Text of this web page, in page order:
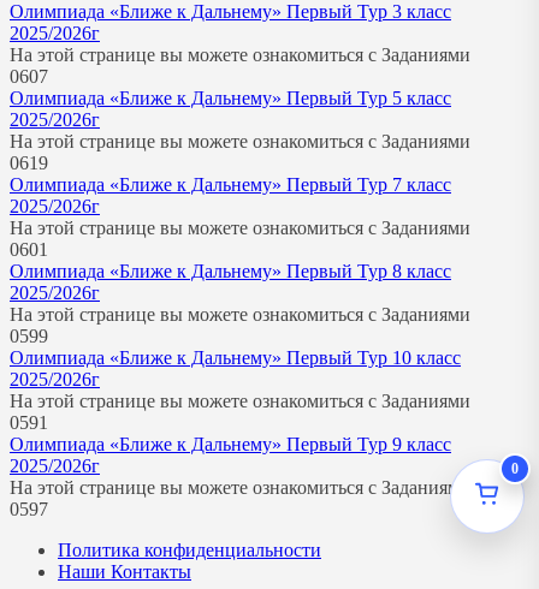
Олимпиада «Ближе к Дальнему» Первый Тур 3 класс
2025/2026г
На этой странице вы можете ознакомиться с Заданиями
0607
Олимпиада «Ближе к Дальнему» Первый Тур 5 класс
2025/2026г
На этой странице вы можете ознакомиться с Заданиями
0619
Олимпиада «Ближе к Дальнему» Первый Тур 7 класс
2025/2026г
На этой странице вы можете ознакомиться с Заданиями
0601
Олимпиада «Ближе к Дальнему» Первый Тур 8 класс
2025/2026г
На этой странице вы можете ознакомиться с Заданиями
0599
Олимпиада «Ближе к Дальнему» Первый Тур 10 класс
2025/2026г
На этой странице вы можете ознакомиться с Заданиями
0591
Олимпиада «Ближе к Дальнему» Первый Тур 9 класс
2025/2026г
На этой странице вы можете ознакомиться с Заданиями
0597
Политика конфиденциальности
Наши Контакты
0